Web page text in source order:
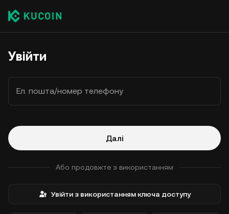
Увійти
Ел. пошта/номер телефону
Далі
Або продовжте з використанням
Увійти з використанням ключа доступу